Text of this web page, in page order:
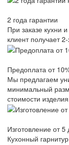
2 года гарантии
При заказе кухни
клиент получает
Предоплата от
Мы предлагаем
минимальный
стоимости
Изготовление от 5
Кухонный